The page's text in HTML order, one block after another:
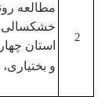
مطالعه روند
خشکسالی در
استان چهارمحال
و بختیاری،